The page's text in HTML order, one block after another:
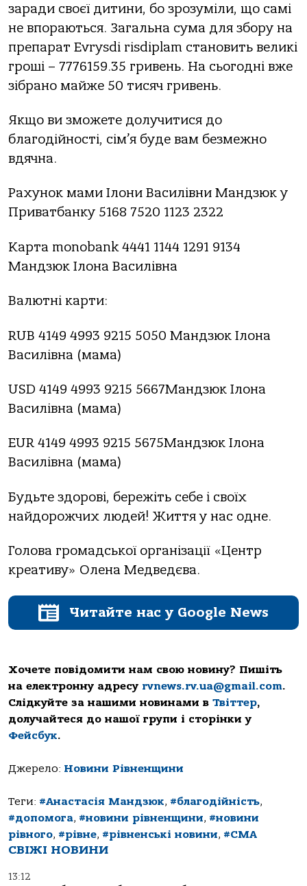
заради своєї дитини, бо зрозуміли, що самі
не впораються. Загальна сума для збору на
препарат Еvrysdi risdiplam становить великі
гроші – 7776159.35 гривень. На сьогодні вже
зібрано майже 50 тисяч гривень.
Якщо ви зможете долучитися до
благодійності, сім’я буде вам безмежно
вдячна.
Рахунок мами Ілони Василівни Мандзюк у
Приватбанку 5168 7520 1123 2322
Карта monobank 4441 1144 1291 9134
Мандзюк Ілона Василівна
Валютні карти:
RUB 4149 4993 9215 5050 Мандзюк Ілона
Василівна (мама)
USD 4149 4993 9215 5667Мандзюк Ілона
Василівна (мама)
EUR 4149 4993 9215 5675Мандзюк Ілона
Василівна (мама)
Будьте здорові, бережіть себе і своїх
найдорожчих людей! Життя у нас одне.
Голова громадської організації «Центр
креативу» Олена Медведєва.
Читайте нас у Google News
Хочете повідомити нам свою новину? Пишіть
на електронну адресу rvnews.rv.ua@gmail.com.
Слідкуйте за нашими новинами в Твіттер,
долучайтеся до нашої групи і сторінки у
Фейсбук.
Джерело: Новини Рівненщини
Теги: #Анастасія Мандзюк, #благодійність,
#допомога, #новини рівненщини, #новини
рівного, #рівне, #рівненські новини, #СМА
СВІЖІ НОВИНИ
13:12